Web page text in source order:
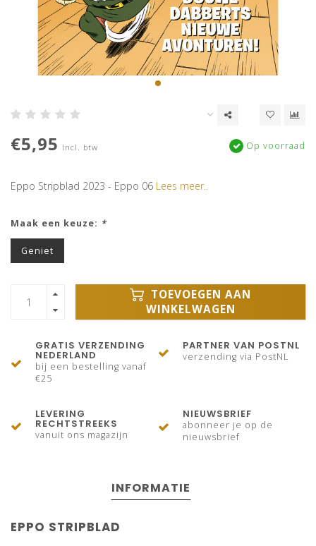
€5,95 Incl. btw Op voorraad
Eppo Stripblad 2023 - Eppo 06 Lees meer..
Maak een keuze: *
Geniet
TOEVOEGEN AAN
WINKELWAGEN
GRATIS VERZENDING
NEDERLAND
bij een bestelling vanaf
€25
PARTNER VAN POSTNL
verzending via PostNL
LEVERING
RECHTSTREEKS
vanuit ons magazijn
NIEUWSBRIEF
abonneer je op de
nieuwsbrief
INFORMATIE
EPPO STRIPBLAD